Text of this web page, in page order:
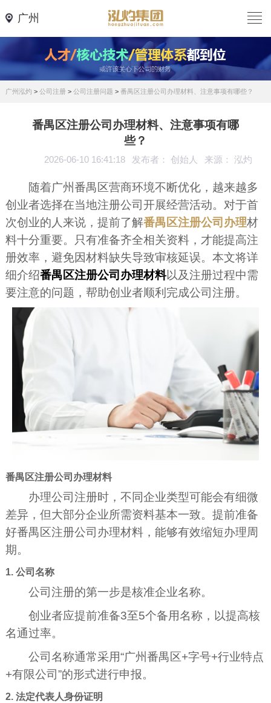
广州
广州泓灼 > 公司注册> 公司注册问题 > 番禺区注册公司办理材料、注意事项有哪些？
番禺区注册公司办理材料、注意事项有哪
些？
2026-06-10 16:41:18 发布者： 创始人 来源： 泓灼
随着广州番禺区营商环境不断优化，越来越多
创业者选择在当地注册公司开展经营活动。对于首
次创业的人来说，提前了解番禺区注册公司办理材
料十分重要。只有准备齐全相关资料，才能提高注
册效率，避免因材料缺失导致审核延误。本文将详
细介绍番禺区注册公司办理材料以及注册过程中需
要注意的问题，帮助创业者顺利完成公司注册。
番禺区注册公司办理材料
办理公司注册时，不同企业类型可能会有细微
差异，但大部分企业所需资料基本一致。提前准备
好番禺区注册公司办理材料，能够有效缩短办理周
期。
1. 公司名称
公司注册的第一步是核准企业名称。
创业者应提前准备3至5个备用名称，以提高核
名通过率。
公司名称通常采用“广州番禺区+字号+行业特点
+有限公司”的形式进行申报。
2. 法定代表人身份证明